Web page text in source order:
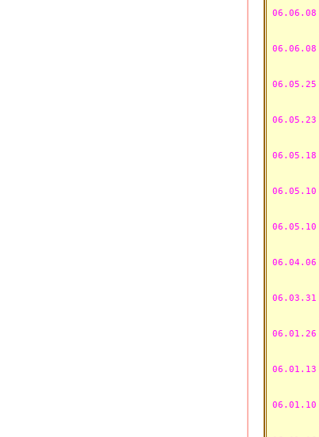
06.06.08
06.06.08
06.05.25
06.05.23
06.05.18
06.05.10
06.05.10
06.04.06
06.03.31
06.01.26
06.01.13
06.01.10